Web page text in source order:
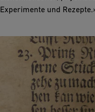
Experimente und